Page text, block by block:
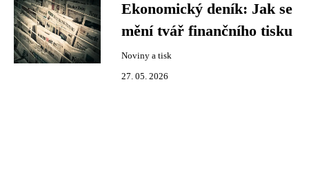
Ekonomický deník: Jak se
mění tvář finančního tisku
Noviny a tisk
27. 05. 2026